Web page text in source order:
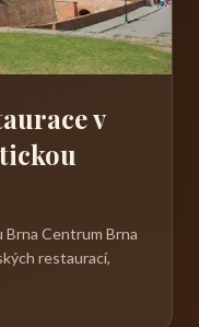
v
Centrum Brna
restaurací,